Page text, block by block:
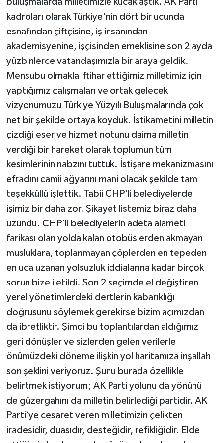
buluşmalarda milletimizle kucaklaştık. AK Parti
kadroları olarak Türkiye'nin dört bir ucunda
esnafından çiftçisine, iş insanından
akademisyenine, işçisinden emeklisine son 2 ayda
yüzbinlerce vatandaşımızla bir araya geldik.
Mensubu olmakla iftihar ettiğimiz milletimiz için
yaptığımız çalışmaları ve ortak gelecek
vizyonumuzu Türkiye Yüzyılı Buluşmalarında çok
net bir şekilde ortaya koyduk. İstikametini milletin
çizdiği eser ve hizmet notunu daima milletin
verdiği bir hareket olarak toplumun tüm
kesimlerinin nabzını tuttuk. İstişare mekanizmasını
efradını camii ağyarını mani olacak şekilde tam
teşekküllü işlettik. Tabii CHP'li belediyelerde
işimiz bir daha zor. Şikayet listemiz biraz daha
uzundu. CHP’li belediyelerin adeta alameti
farikası olan yolda kalan otobüslerden akmayan
musluklara, toplanmayan çöplerden en tepeden
en uca uzanan yolsuzluk iddialarına kadar birçok
sorun bize iletildi. Son 2 seçimde el değiştiren
yerel yönetimlerdeki dertlerin kabarıklığı
doğrusunu söylemek gerekirse bizim açımızdan
da ibretliktir. Şimdi bu toplantılardan aldığımız
geri dönüşler ve sizlerden gelen verilerle
önümüzdeki döneme ilişkin yol haritamıza inşallah
son şeklini veriyoruz. Şunu burada özellikle
belirtmek istiyorum; AK Parti yolunu da yönünü
de güzergahını da milletin belirlediği partidir. AK
Parti’ye cesaret veren milletimizin çelikten
iradesidir, duasıdır, desteğidir, refikliğidir. Elde